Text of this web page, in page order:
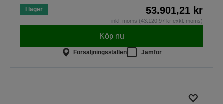
I lager 53.901,21 kr
inkl. moms (43.120,97 kr exkl. moms)
Köp nu
Försäljningsställen Jämför